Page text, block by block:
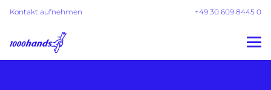
Kontakt aufnehmen +49 30 609 8445 0